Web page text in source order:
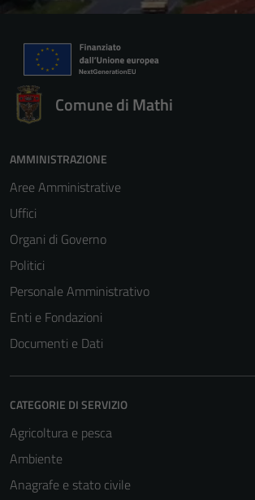
Comune di Mathi
AMMINISTRAZIONE
Aree Amministrative
Uffici
Organi di Governo
Politici
Personale Amministrativo
Enti e Fondazioni
Documenti e Dati
CATEGORIE DI SERVIZIO
Agricoltura e pesca
Ambiente
Anagrafe e stato civile